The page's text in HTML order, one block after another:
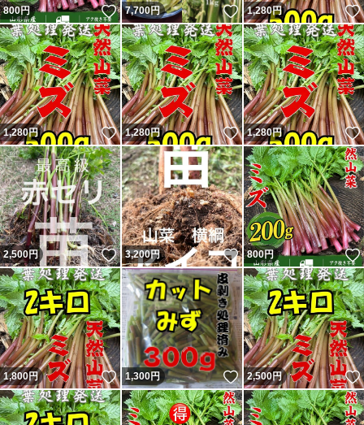
800円 いいね！
7,700円 いいね！
1,280円
1,280円 いいね！
1,280円 いいね！
1,280円
2,500円 いいね！
3,200円 いいね！
800円
1,800円 いいね！
1,300円 いいね！
2,500円